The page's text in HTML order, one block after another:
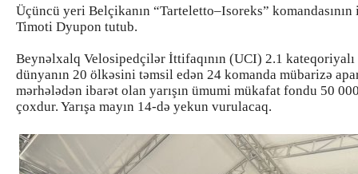
Üçüncü yeri Belçikanın “Tarteletto–Isoreks” komandasının
Timoti Dyupon tutub.
Beynəlxalq Velosipedçilər İttifaqının (UCI) 2.1 kateqoriyalı
dünyanın 20 ölkəsini təmsil edən 24 komanda mübarizə
mərhələdən ibarət olan yarışın ümumi mükafat fondu 50
çoxdur. Yarışa mayın 14-də yekun vurulacaq.